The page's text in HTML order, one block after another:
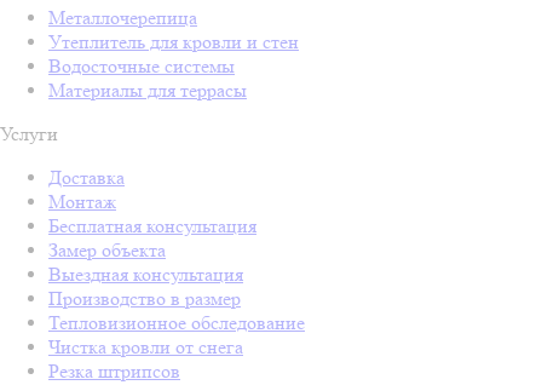
Металлочерепица
Утеплитель для кровли и стен
Водосточные системы
Материалы для террасы
Услуги
Доставка
Монтаж
Бесплатная консультация
Замер объекта
Выездная консультация
Производство в размер
Тепловизионное обследование
Чистка кровли от снега
Резка штрипсов